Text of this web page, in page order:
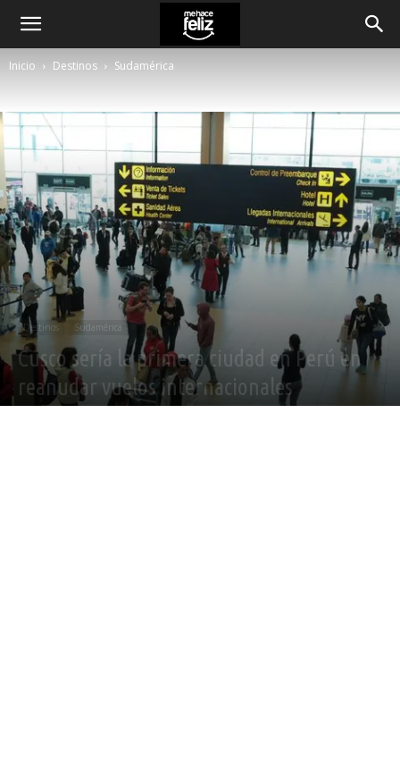
Inicio Destinos Sudamérica
Destinos Sudamérica
Cusco sería la primera ciudad en Perú en
reanudar vuelos internacionales